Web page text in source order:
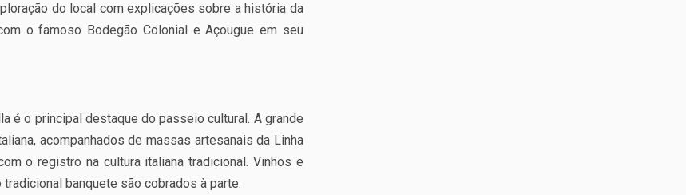
do local com explicações sobre a história da
o famoso Bodegão Colonial e Açougue em seu
é o principal destaque do passeio cultural. A grande
acompanhados de massas artesanais da Linha
o registro na cultura italiana tradicional. Vinhos e
banquete são cobrados à parte.